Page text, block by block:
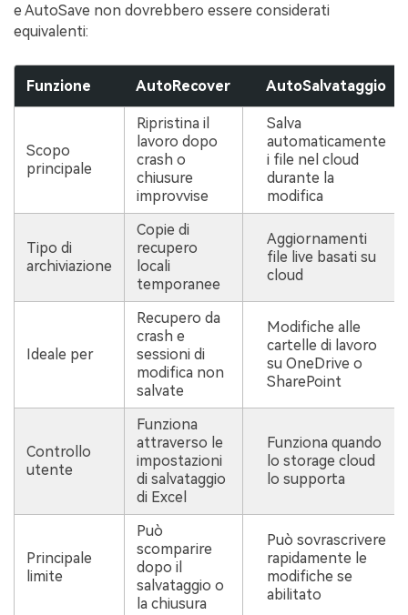
e AutoSave non dovrebbero essere considerati
equivalenti:
Funzione AutoRecover AutoSalvataggio
Scopo
principale
Ripristina il
lavoro dopo
crash o
chiusure
improvvise
Salva
automaticamente
i file nel cloud
durante la
modifica
Tipo di
archiviazione
Copie di
recupero
locali
temporanee
Aggiornamenti
file live basati su
cloud
Ideale per
Recupero da
crash e
sessioni di
modifica non
salvate
Modifiche alle
cartelle di lavoro
su OneDrive o
SharePoint
Controllo
utente
Funziona
attraverso le
impostazioni
di salvataggio
di Excel
Funziona quando
lo storage cloud
lo supporta
Principale
limite
Può
scomparire
dopo il
salvataggio o
la chiusura
Può sovrascrivere
rapidamente le
modifiche se
abilitato